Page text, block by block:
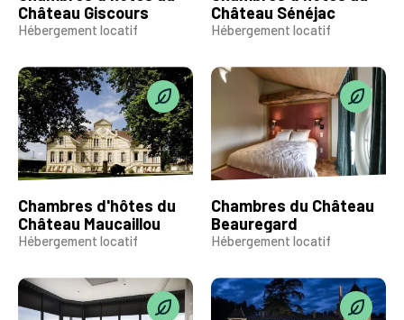
Château Giscours
Hébergement locatif
Château Sénéjac
Hébergement locatif
Chambres d'hôtes du
Château Maucaillou
Hébergement locatif
Chambres du Château
Beauregard
Hébergement locatif